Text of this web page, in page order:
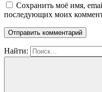
Сохранить моё имя,
последующих моих
Найти: